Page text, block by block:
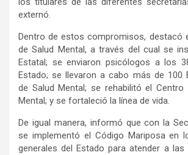
externó.
Dentro de estos compromisos, destacó
de Salud Mental, a través del cual se
Estatal; se enviaron psicólogos a los
Estado; se llevaron a cabo más de 100
de Salud Mental; se rehabilitó el Centro
Mental; y se fortaleció la línea de vida.
De igual manera, informó que con la
se implementó el Código Mariposa en
generales del Estado para atender a